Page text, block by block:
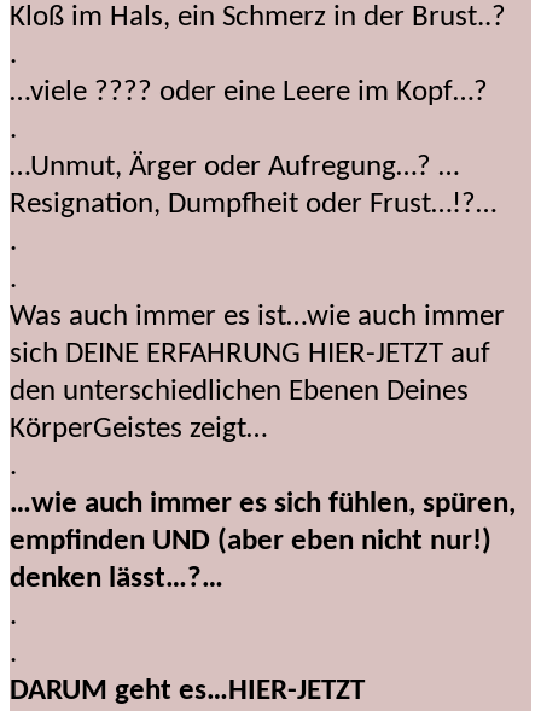
Kloß im Hals, ein Schmerz in der Brust..?
.
…viele ???? oder eine Leere im Kopf…?
.
…Unmut, Ärger oder Aufregung…? …
Resignation, Dumpfheit oder Frust…!?…
.
.
Was auch immer es ist…wie auch immer
sich DEINE ERFAHRUNG HIER-JETZT auf
den unterschiedlichen Ebenen Deines
KörperGeistes zeigt…
.
…wie auch immer es sich fühlen, spüren,
empfinden UND (aber eben nicht nur!)
denken lässt…?…
.
.
DARUM geht es…HIER-JETZT